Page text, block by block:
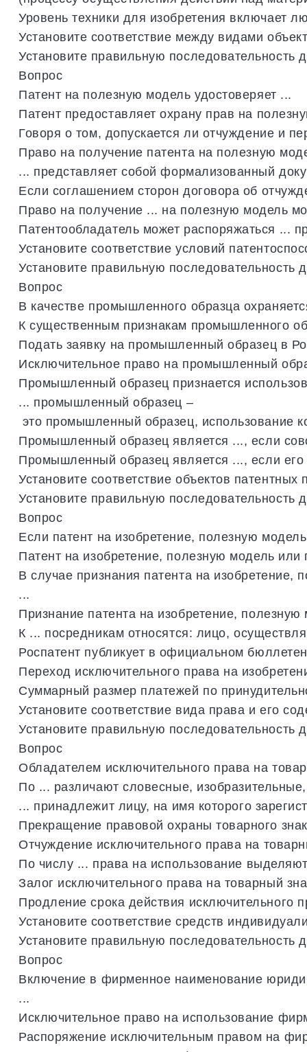
Уровень техники для изобретения включает
Установите соответствие между видами
Установите правильную последовательность
Вопрос
Патент на полезную модель удостоверяет ...
Патент предоставляет охрану прав на
Говоря о том, допускается ли отчуждение и
Право на получение патента на полезную
... представляет собой формализованный
Если соглашением сторон договора об
Право на получение ... на полезную модель
Патентообладатель может распоряжаться ...
Установите соответствие условий
Установите правильную последовательность
Вопрос
В качестве промышленного образца
К существенным признакам промышленного
Подать заявку на промышленный образец в
Исключительное право на промышленный
Промышленный образец признается
... промышленный образец –
это промышленный образец, использование
Промышленный образец является ..., если
Промышленный образец является ..., если его
Установите соответствие объектов патентных
Установите правильную последовательность
Вопрос
Если патент на изобретение, полезную модель
Патент на изобретение, полезную модель или
В случае признания патента на изобретение,
...
Признание патента на изобретение, полезную
К ... посредникам относятся: лицо,
Роспатент публикует в официальном
Переход исключительного права на
Суммарный размер платежей по
Установите соответствие вида права и его
Установите правильную последовательность
Вопрос
Обладателем исключительного права на
По ... различают словесные, изобразительные
... принадлежит лицу, на имя которого
Прекращение правовой охраны товарного
Отчуждение исключительного права на
По числу ... права на использование
Залог исключительного права на товарный
Продление срока действия исключительного
Установите соответствие средств
Установите правильную последовательность
Вопрос
Включение в фирменное наименование
...
Исключительное право на использование
Распоряжение исключительным правом на